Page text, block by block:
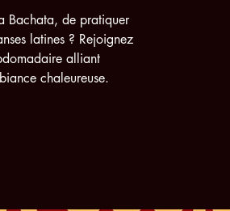
Bachata, de pratiquer
latines ? Rejoignez
alliant
chaleureuse.